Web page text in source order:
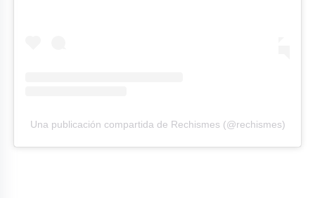
Una publicación compartida de Rechismes (@rechismes)